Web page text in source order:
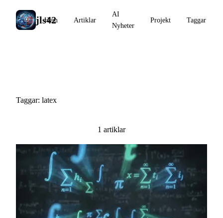
jls42
Hem Artiklar
AI
Nyheter
Projekt Taggar
Taggar: latex
1 artiklar